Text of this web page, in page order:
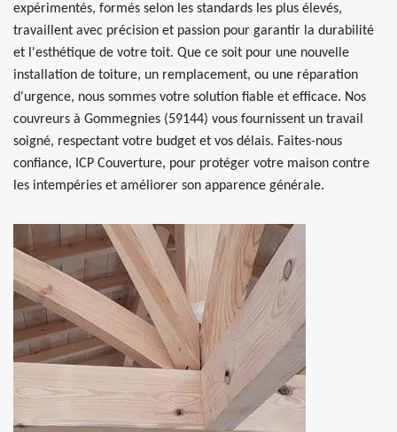
expérimentés, formés selon les standards les plus élevés,
travaillent avec précision et passion pour garantir la durabilité
et l'esthétique de votre toit. Que ce soit pour une nouvelle
installation de toiture, un remplacement, ou une réparation
d'urgence, nous sommes votre solution fiable et efficace. Nos
couvreurs à Gommegnies (59144) vous fournissent un travail
soigné, respectant votre budget et vos délais. Faites-nous
confiance, ICP Couverture, pour protéger votre maison contre
les intempéries et améliorer son apparence générale.